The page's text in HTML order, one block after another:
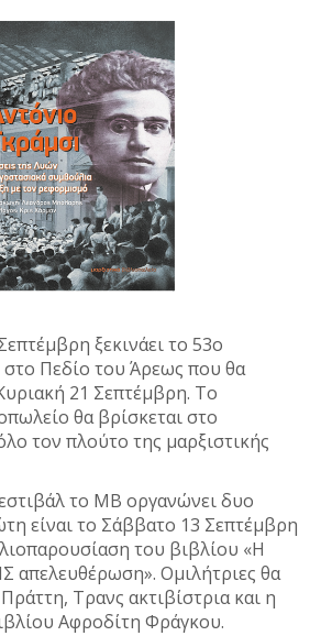
ξεκινάει το 53ο
Πεδίο του Άρεως που θα
21 Σεπτέμβρη. Το
θα βρίσκεται στο
τον πλούτο της μαρξιστικής
το ΜΒ οργανώνει δυο
είναι το Σάββατο 13 Σεπτέμβρη
του βιβλίου «Η
απελευθέρωση». Ομιλήτριες θα
Τρανς ακτιβίστρια και η
Αφροδίτη Φράγκου.